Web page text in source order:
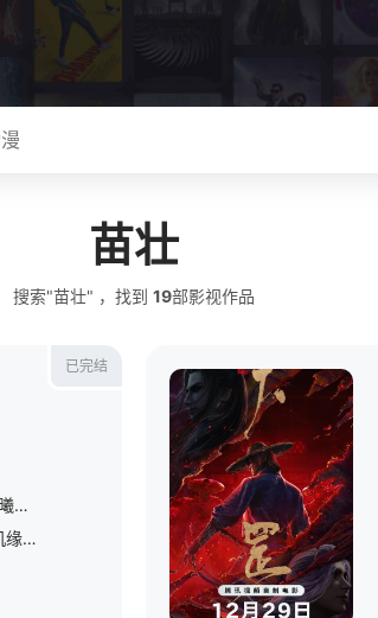
苗壮
搜索"苗壮" ，找到 19部影视作品
已完结
映 罗梓弦 / 金弦 / 乔诗语 / 张占坤
门派废徒叶辰，被赶出宗门，无以为家，机缘巧合之下偶得真火，再踏仙武之路。 &amp;nbsp; &amp;nbsp; &amp;nbsp; &amp;nbsp; &amp;nbsp; &amp;nbsp; &amp;nbsp; &amp;nbsp; &amp;nbsp;